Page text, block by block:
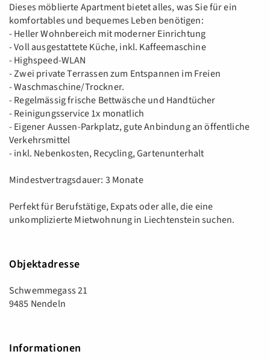
Dieses möblierte Apartment bietet alles, was Sie für ein
komfortables und bequemes Leben benötigen:
- Heller Wohnbereich mit moderner Einrichtung
- Voll ausgestattete Küche, inkl. Kaffeemaschine
- Highspeed-WLAN
- Zwei private Terrassen zum Entspannen im Freien
- Waschmaschine/Trockner.
- Regelmässig frische Bettwäsche und Handtücher
- Reinigungsservice 1x monatlich
- Eigener Aussen-Parkplatz, gute Anbindung an öffentliche
Verkehrsmittel
- inkl. Nebenkosten, Recycling, Gartenunterhalt
Mindestvertragsdauer: 3 Monate
Perfekt für Berufstätige, Expats oder alle, die eine
unkomplizierte Mietwohnung in Liechtenstein suchen.
Objektadresse
Schwemmegass 21
9485 Nendeln
Informationen